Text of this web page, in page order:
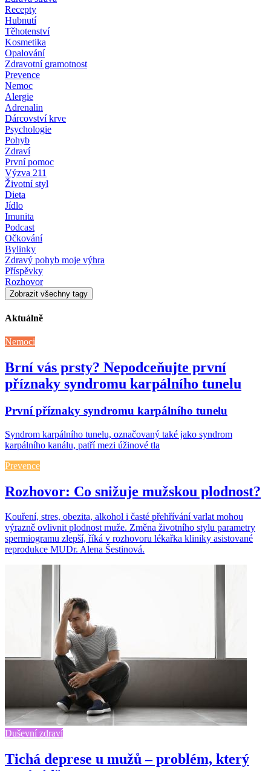
Recepty
Hubnutí
Těhotenství
Kosmetika
Opalování
Zdravotní gramotnost
Prevence
Nemoc
Alergie
Adrenalin
Dárcovství krve
Psychologie
Pohyb
Zdraví
První pomoc
Výzva 211
Životní styl
Dieta
Jídlo
Imunita
Podcast
Očkování
Bylinky
Zdravý pohyb moje výhra
Příspěvky
Rozhovor
Zobrazit všechny tagy
Aktuálně
Nemoci
Brní vás prsty? Nepodceňujte první
příznaky syndromu karpálního tunelu
První příznaky syndromu karpálního tunelu
Syndrom karpálního tunelu, označovaný také jako syndrom
karpálního kanálu, patří mezi úžinové tla
Prevence
Rozhovor: Co snižuje mužskou plodnost?
Kouření, stres, obezita, alkohol i časté přehřívání varlat mohou
výrazně ovlivnit plodnost muže. Změna životního stylu parametry
spermiogramu zlepší, říká v rozhovoru lékařka kliniky asistované
reprodukce MUDr. Alena Šestinová.
Duševní zdraví
Tichá deprese u mužů – problém, který